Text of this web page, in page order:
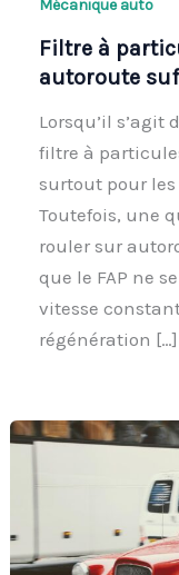
Mécanique auto
Filtre à
autoroute
Lorsqu’il s’agit
filtre à
surtout pour
Toutefois, une
rouler sur
que le FAP ne
vitesse
régénération […]